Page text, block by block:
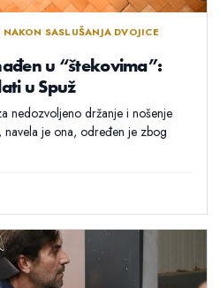
SASLUŠANJA DVOJICE
u “štekovima”:
u Spuž
nedozvoljeno držanje i nošenje
navela je ona, određen je zbog